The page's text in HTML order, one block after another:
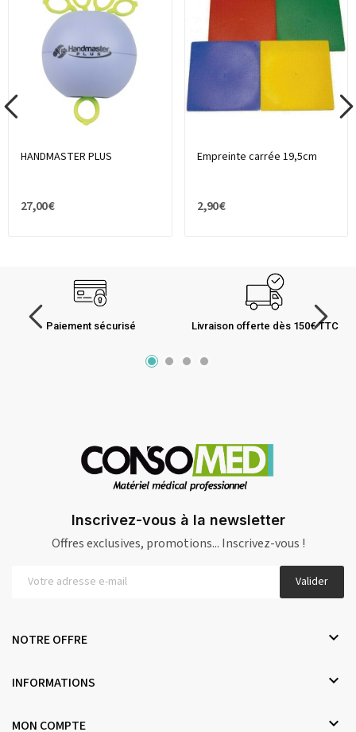
HANDMASTER PLUS
27,00 €
Empreinte carrée 19,5cm
2,90 €
Paiement sécurisé Livraison offerte dès 150€ TTC
Inscrivez-vous à la newsletter
Offres exclusives, promotions... Inscrivez-vous !
Valider
NOTRE OFFRE 
INFORMATIONS 
MON COMPTE 